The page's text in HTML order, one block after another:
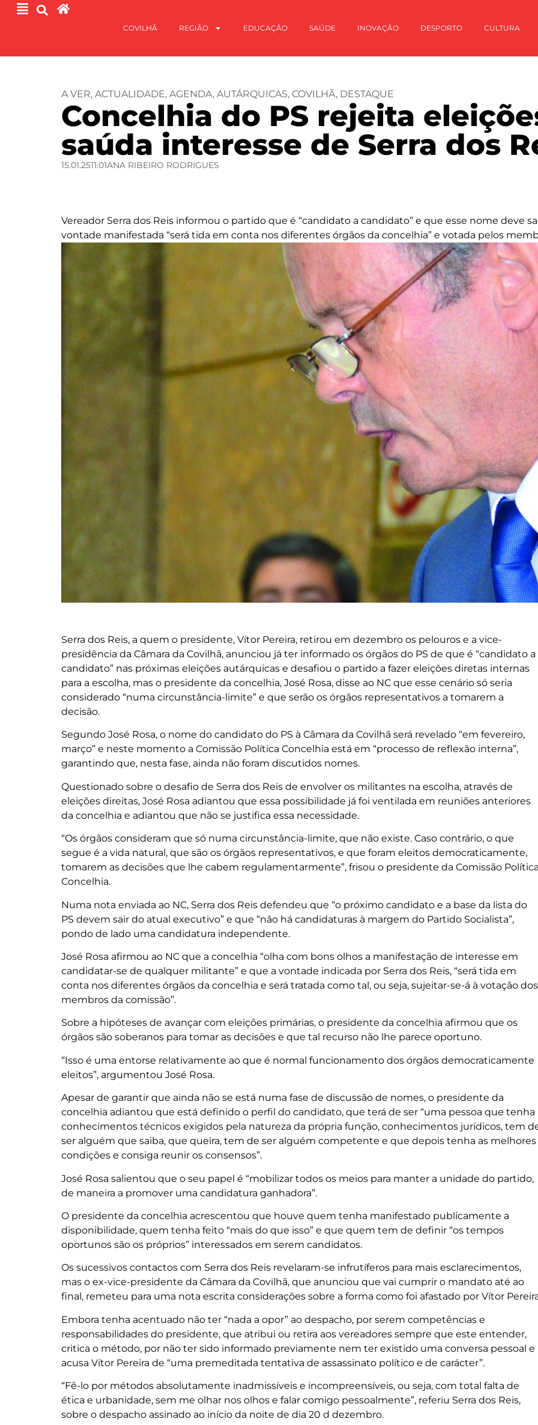
COVILHÃ REGIÃO EDUCAÇÃO SAÚDE INOVAÇÃO DESPORTO CULTURA
A VER, ACTUALIDADE, AGENDA, AUTÁRQUICAS, COVILHÃ, DESTAQUE
Concelhia do PS rejeita
saúda interesse de Serra dos
15.01.2511:01ANA RIBEIRO RODRIGUES
Vereador Serra dos Reis informou o partido que é “candidato a candidato” e que esse nome deve
vontade manifestada “será tida em conta nos diferentes órgãos da concelhia” e votada pelos
Serra dos Reis, a quem o presidente, Vítor Pereira, retirou em dezembro os pelouros e a vice-
presidência da Câmara da Covilhã, anunciou já ter informado os órgãos do PS de que é “candidato a
candidato” nas próximas eleições autárquicas e desafiou o partido a fazer eleições diretas internas
para a escolha, mas o presidente da concelhia, José Rosa, disse ao NC que esse cenário só seria
considerado “numa circunstância-limite” e que serão os órgãos representativos a tomarem a
decisão.
Segundo José Rosa, o nome do candidato do PS à Câmara da Covilhã será revelado “em fevereiro,
março” e neste momento a Comissão Política Concelhia está em “processo de reflexão interna”,
garantindo que, nesta fase, ainda não foram discutidos nomes.
Questionado sobre o desafio de Serra dos Reis de envolver os militantes na escolha, através de
eleições direitas, José Rosa adiantou que essa possibilidade já foi ventilada em reuniões anteriores
da concelhia e adiantou que não se justifica essa necessidade.
“Os órgãos consideram que só numa circunstância-limite, que não existe. Caso contrário, o que
segue é a vida natural, que são os órgãos representativos, e que foram eleitos democraticamente,
tomarem as decisões que lhe cabem regulamentarmente”, frisou o presidente da Comissão
Concelhia.
Numa nota enviada ao NC, Serra dos Reis defendeu que “o próximo candidato e a base da lista do
PS devem sair do atual executivo” e que “não há candidaturas à margem do Partido Socialista”,
pondo de lado uma candidatura independente.
José Rosa afirmou ao NC que a concelhia “olha com bons olhos a manifestação de interesse em
candidatar-se de qualquer militante” e que a vontade indicada por Serra dos Reis, “será tida em
conta nos diferentes órgãos da concelhia e será tratada como tal, ou seja, sujeitar-se-á à votação dos
membros da comissão”.
Sobre a hipóteses de avançar com eleições primárias, o presidente da concelhia afirmou que os
órgãos são soberanos para tomar as decisões e que tal recurso não lhe parece oportuno.
“Isso é uma entorse relativamente ao que é normal funcionamento dos órgãos democraticamente
eleitos”, argumentou José Rosa.
Apesar de garantir que ainda não se está numa fase de discussão de nomes, o presidente da
concelhia adiantou que está definido o perfil do candidato, que terá de ser “uma pessoa que tenha
conhecimentos técnicos exigidos pela natureza da própria função, conhecimentos jurídicos, tem
ser alguém que saiba, que queira, tem de ser alguém competente e que depois tenha as melhores
condições e consiga reunir os consensos”.
José Rosa salientou que o seu papel é “mobilizar todos os meios para manter a unidade do partido,
de maneira a promover uma candidatura ganhadora”.
O presidente da concelhia acrescentou que houve quem tenha manifestado publicamente a
disponibilidade, quem tenha feito “mais do que isso” e que quem tem de definir “os tempos
oportunos são os próprios” interessados em serem candidatos.
Os sucessivos contactos com Serra dos Reis revelaram-se infrutíferos para mais esclarecimentos,
mas o ex-vice-presidente da Câmara da Covilhã, que anunciou que vai cumprir o mandato até ao
final, remeteu para uma nota escrita considerações sobre a forma como foi afastado por Vítor
Embora tenha acentuado não ter “nada a opor” ao despacho, por serem competências e
responsabilidades do presidente, que atribui ou retira aos vereadores sempre que este entender,
critica o método, por não ter sido informado previamente nem ter existido uma conversa pessoal e
acusa Vítor Pereira de “uma premeditada tentativa de assassinato político e de carácter”.
“Fê-lo por métodos absolutamente inadmissíveis e incompreensíveis, ou seja, com total falta de
ética e urbanidade, sem me olhar nos olhos e falar comigo pessoalmente”, referiu Serra dos Reis,
sobre o despacho assinado ao início da noite de dia 20 d dezembro.